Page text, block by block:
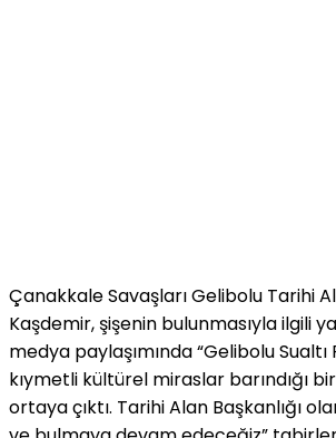
Çanakkale Savaşları Gelibolu Tarihi
Kaşdemir, şişenin bulunmasıyla ilgili
medya paylaşımında “Gelibolu Sualtı
kıymetli kültürel miraslar barındığı
ortaya çıktı. Tarihi Alan Başkanlığı